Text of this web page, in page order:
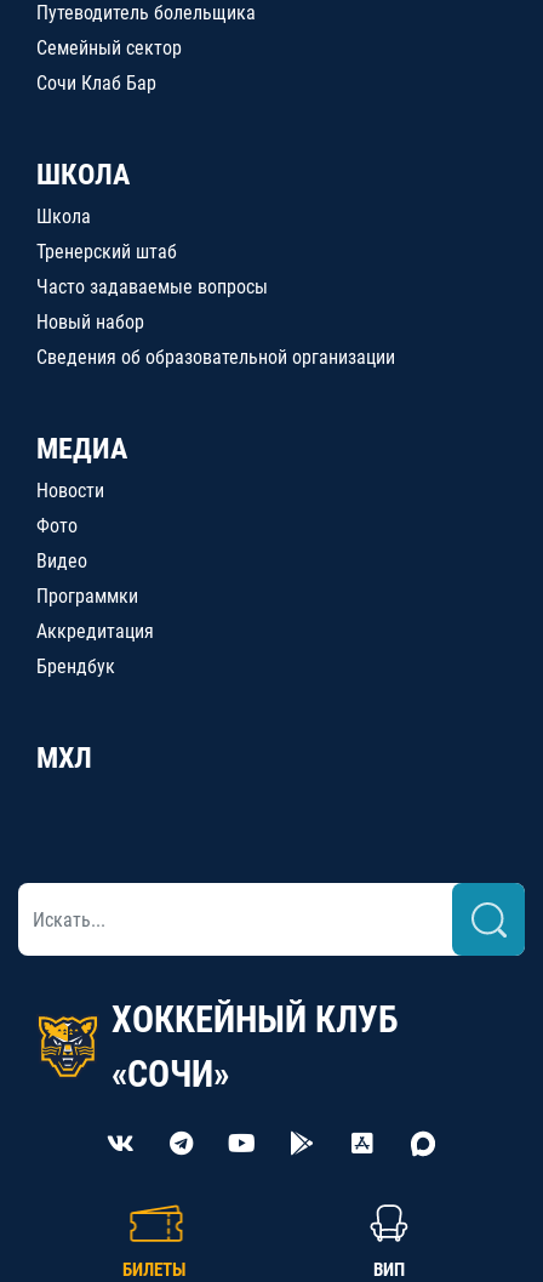
Путеводитель болельщика
Семейный сектор
Сочи Клаб Бар
ШКОЛА
Школа
Тренерский штаб
Часто задаваемые вопросы
Новый набор
Сведения об образовательной организации
МЕДИА
Новости
Фото
Видео
Программки
Аккредитация
Брендбук
МХЛ
ХОККЕЙНЫЙ КЛУБ
«СОЧИ»
БИЛЕТЫ ВИП